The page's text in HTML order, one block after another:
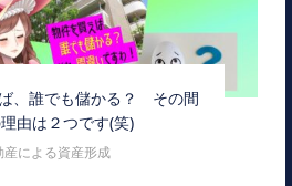
、誰でも儲かる？ その間
由は２つです(笑)
産による資産形成